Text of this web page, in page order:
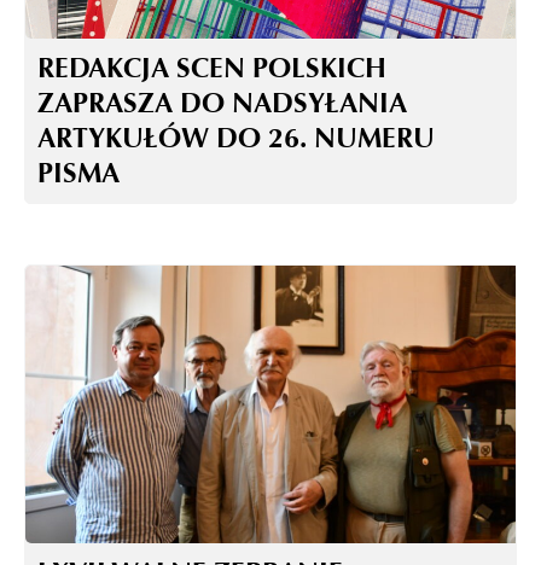
REDAKCJA SCEN POLSKICH
ZAPRASZA DO NADSYŁANIA
ARTYKUŁÓW DO 26. NUMERU
PISMA